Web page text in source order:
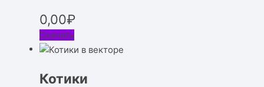
0,00₽
Скачать
Котики